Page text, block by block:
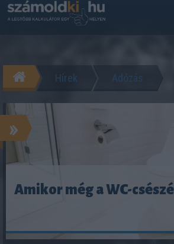
Hírek Adózás
»
Amikor még a WC-